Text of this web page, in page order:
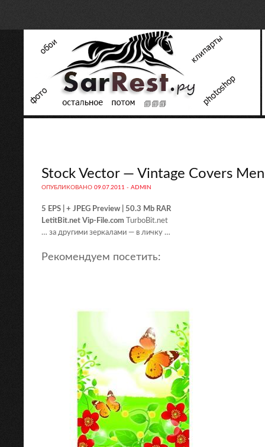
Stock Vector — Vintage Covers
ОПУБЛИКОВАНО 09.07.2011 - ADMIN
5 EPS | + JPEG Preview | 50.3 Mb RAR
LetitBit.net Vip-File.com
TurboBit.net
… за другими зеркалами — в личку …
Рекомендуем посетить: